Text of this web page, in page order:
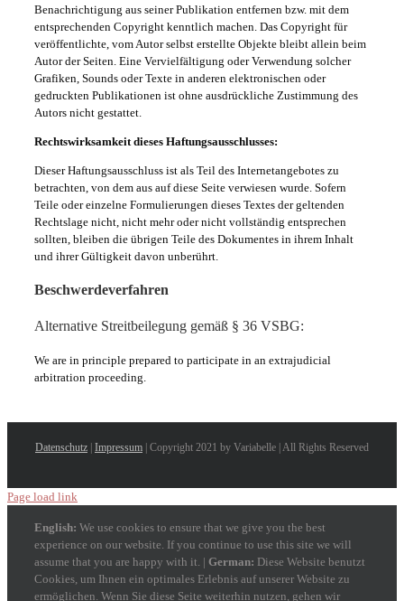
Benachrichtigung aus seiner Publikation entfernen bzw. mit dem
entsprechenden Copyright kenntlich machen. Das Copyright für
veröffentlichte, vom Autor selbst erstellte Objekte bleibt allein beim
Autor der Seiten. Eine Vervielfältigung oder Verwendung solcher
Grafiken, Sounds oder Texte in anderen elektronischen oder
gedruckten Publikationen ist ohne ausdrückliche Zustimmung des
Autors nicht gestattet.
Rechtswirksamkeit dieses Haftungsausschlusses:
Dieser Haftungsausschluss ist als Teil des Internetangebotes zu
betrachten, von dem aus auf diese Seite verwiesen wurde. Sofern
Teile oder einzelne Formulierungen dieses Textes der geltenden
Rechtslage nicht, nicht mehr oder nicht vollständig entsprechen
sollten, bleiben die übrigen Teile des Dokumentes in ihrem Inhalt
und ihrer Gültigkeit davon unberührt.
Beschwerdeverfahren
Alternative Streitbeilegung gemäß § 36 VSBG:
We are in principle prepared to participate in an extrajudicial
arbitration proceeding.
Datenschutz Impressum | Copyright 2021 by Variabelle | All Rights Reserved
Page load link
English: We use cookies to ensure that we give you the best
experience on our website. If you continue to use this site we will
assume that you are happy with it. | German: Diese Website benutzt
Cookies, um Ihnen ein optimales Erlebnis auf unserer Website zu
ermöglichen. Wenn Sie diese Seite weiterhin nutzen, gehen wir